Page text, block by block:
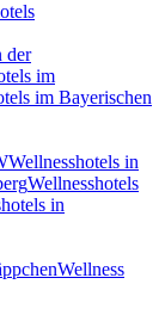
der
im
im Bayerischen
Wellnesshotels in
Wellnesshotels
in
Wellness